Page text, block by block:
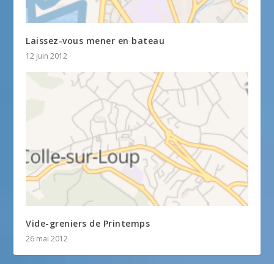
Laissez-vous mener en bateau
12 juin 2012
Vide-greniers de Printemps
26 mai 2012